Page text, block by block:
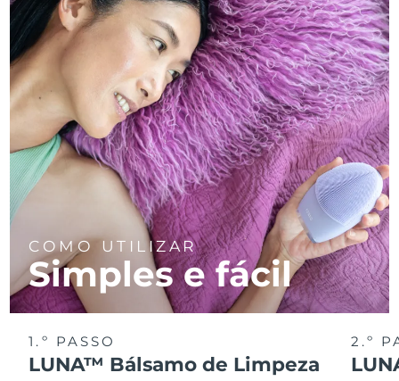
COMO UTILIZAR
Simples e fácil
1.º PASSO
LUNA™ Bálsamo de Limpeza
2.º